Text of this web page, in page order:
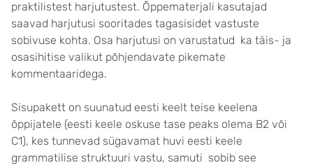
praktilistest harjutustest. Õppematerjali kasutajad
saavad harjutusi sooritades tagasisidet vastuste
sobivuse kohta. Osa harjutusi on varustatud ka täis- ja
osasihitise valikut põhjendavate pikemate
kommentaaridega.
Sisupakett on suunatud eesti keelt teise keelena
õppijatele (eesti keele oskuse tase peaks olema B2 või
C1), kes tunnevad sügavamat huvi eesti keele
grammatilise struktuuri vastu, samuti sobib see